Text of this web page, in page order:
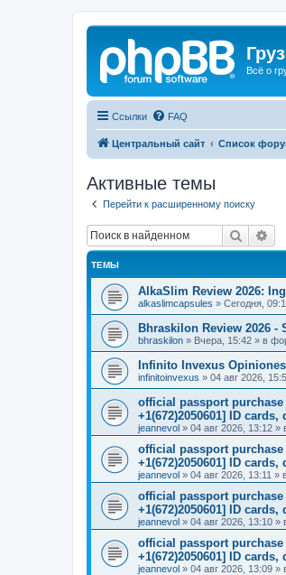
Всё о
Ссылки FAQ
Центральный сайт Список
Активные темы
Перейти к расширенному поиску
Поиск
ТЕМЫ
AlkaSlim Review 2026:
alkaslimcapsules » Сегодня,
Bhraskilon Review 2026 -
bhraskilon » Вчера, 15:42 » в
Infinito Invexus
infinitoinvexus » 04 авг 2026,
official passport purchase
+1(672)2050601] ID cards,
jeannevol » 04 авг 2026, 13:12 »
official passport purchase
+1(672)2050601] ID cards,
jeannevol » 04 авг 2026, 13:11 »
official passport purchase
+1(672)2050601] ID cards,
jeannevol » 04 авг 2026, 13:10 »
official passport purchase
+1(672)2050601] ID cards,
jeannevol » 04 авг 2026, 13:09 »